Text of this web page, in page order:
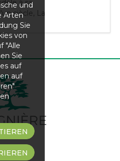
à sa
siècle, La
globale de
au cœur de toutes
des
et
nous
souhaitant
und
Arten
Sie
von
"Alle
Sie
auf
auf